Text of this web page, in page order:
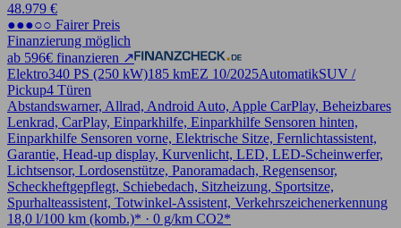
48.979 €
●●●○○ Fairer Preis
Finanzierung möglich
ab 596€ finanzieren ↗
Elektro340 PS (250 kW)185 kmEZ 10/2025AutomatikSUV /
Pickup4 Türen
Abstandswarner, Allrad, Android Auto, Apple CarPlay, Beheizbares
Lenkrad, CarPlay, Einparkhilfe, Einparkhilfe Sensoren hinten,
Einparkhilfe Sensoren vorne, Elektrische Sitze, Fernlichtassistent,
Garantie, Head-up display, Kurvenlicht, LED, LED-Scheinwerfer,
Lichtsensor, Lordosenstütze, Panoramadach, Regensensor,
Scheckheftgepflegt, Schiebedach, Sitzheizung, Sportsitze,
Spurhalteassistent, Totwinkel-Assistent, Verkehrszeichenerkennung
18,0 l/100 km (komb.)* · 0 g/km CO2*